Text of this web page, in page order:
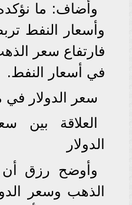
وأضاف: ما
وأسعار النفط
فارتفاع سعر
في أسعار النفط.
سعر الدولار في
العلاقة بين
الدولار
وأوضح رزق أن
الذهب وسعر